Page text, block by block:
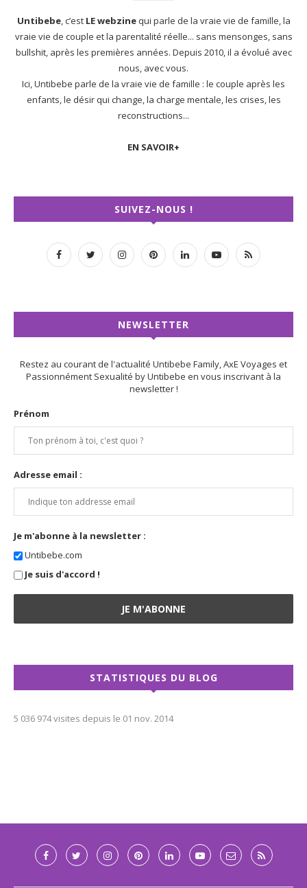
Untibebe, c’est LE webzinequi parle de la vraie vie de famille, la
vraie vie de couple et la parentalité réelle... sans mensonges, sans
bullshit, après les premières années. Depuis 2010, il a évolué avec
nous, avec vous.
Ici, Untibebe parle de la vraie vie de famille : le couple après les
enfants, le désir qui change, la charge mentale, les crises, les
reconstructions...
EN SAVOIR+
SUIVEZ-NOUS !
NEWSLETTER
Restez au courant de l'actualité Untibebe Family, AxE Voyages et
Passionnément Sexualité by Untibebe en vous inscrivant à la
newsletter !
Prénom
Adresse email :
Je m'abonne à la newsletter :
Untibebe.com
Je suis d'accord !
STATISTIQUES DU BLOG
5 036 974 visites depuis le 01 nov. 2014